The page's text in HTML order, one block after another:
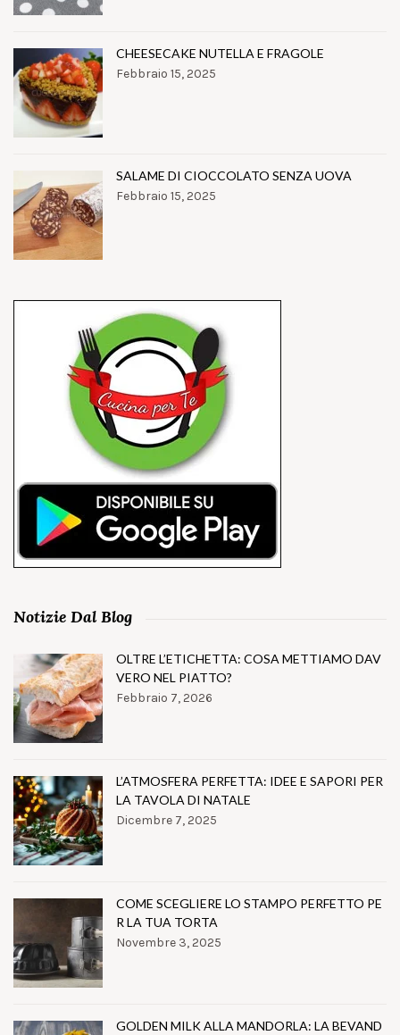
CHEESECAKE NUTELLA E FRAGOLE
Febbraio 15, 2025
SALAME DI CIOCCOLATO SENZA UOVA
Febbraio 15, 2025
Notizie Dal Blog
OLTRE L’ETICHETTA: COSA METTIAMO DAV
VERO NEL PIATTO?
Febbraio 7, 2026
L’ATMOSFERA PERFETTA: IDEE E SAPORI PER
LA TAVOLA DI NATALE
Dicembre 7, 2025
COME SCEGLIERE LO STAMPO PERFETTO PE
R LA TUA TORTA
Novembre 3, 2025
GOLDEN MILK ALLA MANDORLA: LA BEVAND